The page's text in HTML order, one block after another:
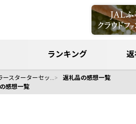
ランキング 返
ースターターセッ…
返礼品の感想一覧
感想一覧